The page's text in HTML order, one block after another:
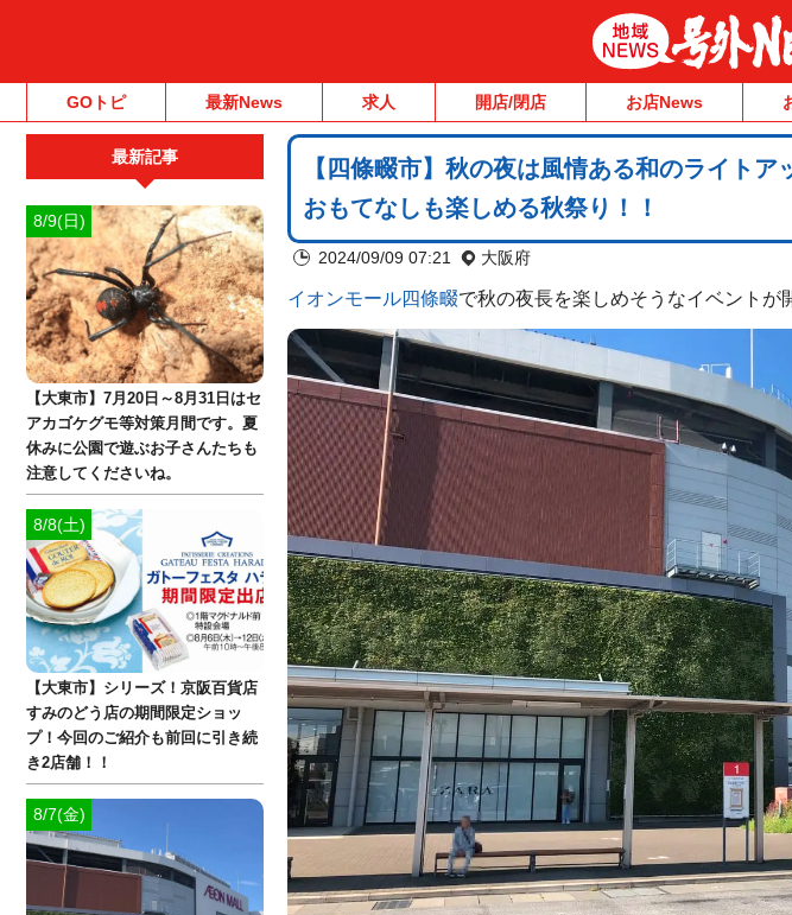
GOトピ 最新News 求人 開店/閉店 お店News
【四條畷市】秋の夜は風情ある和のライト
おもてなしも楽しめる秋祭り！！
2024/09/09 07:21 大阪府
イオンモール四條畷で秋の夜長を楽しめそうなイベントが
最新記事
8/9(日)
【大東市】7月20日～8月31日はセ
アカゴケグモ等対策月間です。夏
休みに公園で遊ぶお子さんたちも
注意してくださいね。
8/8(土)
【大東市】シリーズ！京阪百貨店
すみのどう店の期間限定ショッ
プ！今回のご紹介も前回に引き続
き2店舗！！
8/7(金)